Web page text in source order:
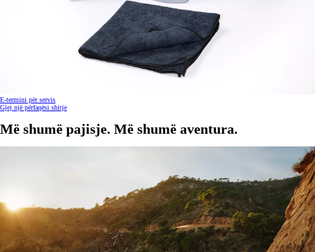
E-termini për servis
Gjej një përfaqësi shitje
Më shumë pajisje. Më shumë aventura.